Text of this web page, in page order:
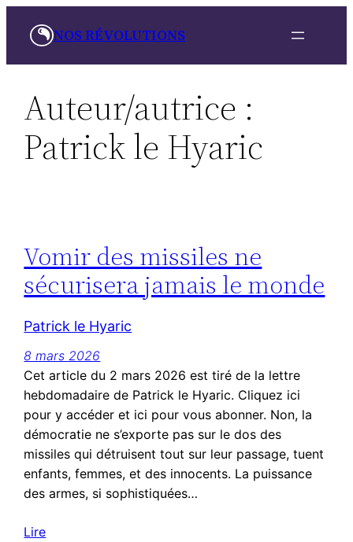
NOS RÉVOLUTIONS
Auteur/autrice :
Patrick le Hyaric
Vomir des missiles ne
sécurisera jamais le monde
Patrick le Hyaric
8 mars 2026
Cet article du 2 mars 2026 est tiré de la lettre
hebdomadaire de Patrick le Hyaric. Cliquez ici
pour y accéder et ici pour vous abonner. Non, la
démocratie ne s’exporte pas sur le dos des
missiles qui détruisent tout sur leur passage, tuent
enfants, femmes, et des innocents. La puissance
des armes, si sophistiquées…
Lire